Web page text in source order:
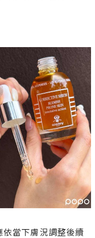
當下膚況調整後續